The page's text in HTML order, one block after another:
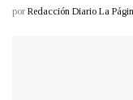
por Redacción Diario La